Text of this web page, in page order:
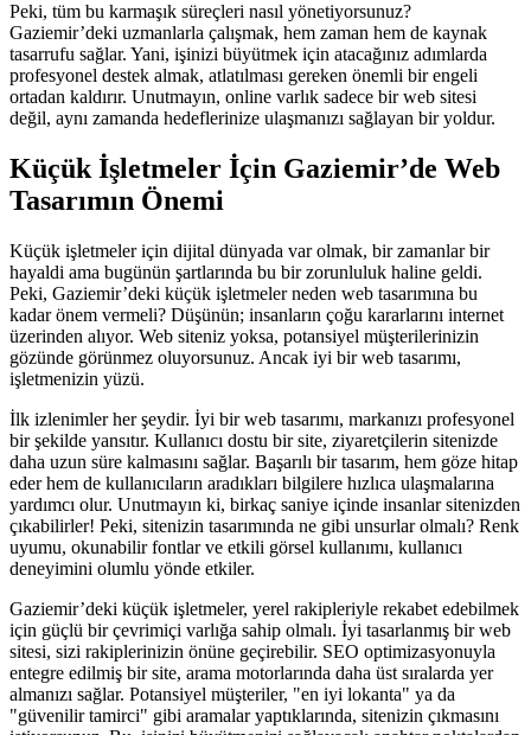
Peki, tüm bu karmaşık süreçleri nasıl yönetiyorsunuz?
Gaziemir’deki uzmanlarla çalışmak, hem zaman hem de kaynak
tasarrufu sağlar. Yani, işinizi büyütmek için atacağınız adımlarda
profesyonel destek almak, atlatılması gereken önemli bir engeli
ortadan kaldırır. Unutmayın, online varlık sadece bir web sitesi
değil, aynı zamanda hedeflerinize ulaşmanızı sağlayan bir yoldur.
Küçük İşletmeler İçin Gaziemir’de Web
Tasarımın Önemi
Küçük işletmeler için dijital dünyada var olmak, bir zamanlar bir
hayaldi ama bugünün şartlarında bu bir zorunluluk haline geldi.
Peki, Gaziemir’deki küçük işletmeler neden web tasarımına bu
kadar önem vermeli? Düşünün; insanların çoğu kararlarını internet
üzerinden alıyor. Web siteniz yoksa, potansiyel müşterilerinizin
gözünde görünmez oluyorsunuz. Ancak iyi bir web tasarımı,
işletmenizin yüzü.
İlk izlenimler her şeydir. İyi bir web tasarımı, markanızı profesyonel
bir şekilde yansıtır. Kullanıcı dostu bir site, ziyaretçilerin sitenizde
daha uzun süre kalmasını sağlar. Başarılı bir tasarım, hem göze hitap
eder hem de kullanıcıların aradıkları bilgilere hızlıca ulaşmalarına
yardımcı olur. Unutmayın ki, birkaç saniye içinde insanlar sitenizden
çıkabilirler! Peki, sitenizin tasarımında ne gibi unsurlar olmalı? Renk
uyumu, okunabilir fontlar ve etkili görsel kullanımı, kullanıcı
deneyimini olumlu yönde etkiler.
Gaziemir’deki küçük işletmeler, yerel rakipleriyle rekabet edebilmek
için güçlü bir çevrimiçi varlığa sahip olmalı. İyi tasarlanmış bir web
sitesi, sizi rakiplerinizin önüne geçirebilir. SEO optimizasyonuyla
entegre edilmiş bir site, arama motorlarında daha üst sıralarda yer
almanızı sağlar. Potansiyel müşteriler, "en iyi lokanta" ya da
"güvenilir tamirci" gibi aramalar yaptıklarında, sitenizin çıkmasını